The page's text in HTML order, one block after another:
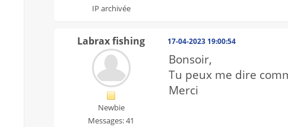
IP archivée
Labrax fishing
Newbie
Messages: 41
17-04-2023 19:00:54
Bonsoir,
Tu peux me dire
Merci